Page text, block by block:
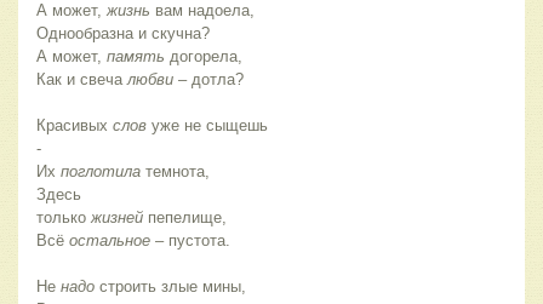
А может, жизнь вам надоела,
Однообразна и скучна?
А может, память догорела,
Как и свечалюбви – дотла?
Красивых слов уже не сыщешь
-
Их поглотила темнота,
Здесь
только жизней пепелище,
Всё остальное – пустота.
Не надо строить злые мины,